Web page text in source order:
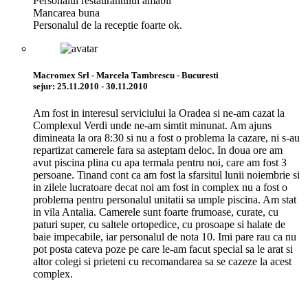
Mancarea buna
Personalul de la receptie foarte ok.
Macromex Srl - Marcela Tambrescu - Bucuresti
sejur: 25.11.2010 - 30.11.2010
Am fost in interesul serviciului la Oradea si ne-am cazat la
Complexul Verdi unde ne-am simtit minunat. Am ajuns
dimineata la ora 8:30 si nu a fost o problema la cazare, ni s-au
repartizat camerele fara sa asteptam deloc. In doua ore am
avut piscina plina cu apa termala pentru noi, care am fost 3
persoane. Tinand cont ca am fost la sfarsitul lunii noiembrie si
in zilele lucratoare decat noi am fost in complex nu a fost o
problema pentru personalul unitatii sa umple piscina. Am stat
in vila Antalia. Camerele sunt foarte frumoase, curate, cu
paturi super, cu saltele ortopedice, cu prosoape si halate de
baie impecabile, iar personalul de nota 10. Imi pare rau ca nu
pot posta cateva poze pe care le-am facut special sa le arat si
altor colegi si prieteni cu recomandarea sa se cazeze la acest
complex.